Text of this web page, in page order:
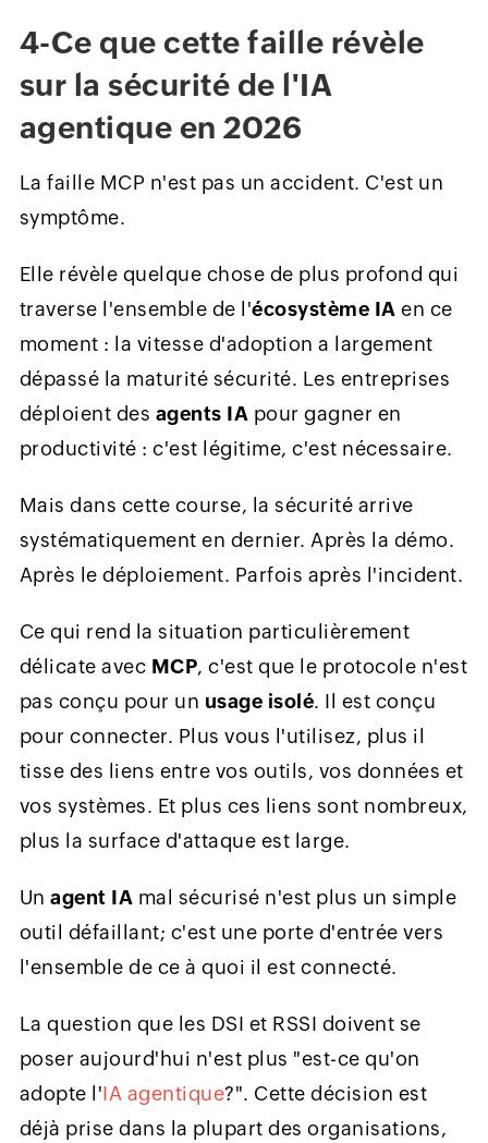
4-Ce que cette faille révèle
sur la sécurité de l'IA
agentique en 2026
La faille MCP n'est pas un accident. C'est un
symptôme.
Elle révèle quelque chose de plus profond qui
traverse l'ensemble de l'écosystème IA en ce
moment : la vitesse d'adoption a largement
dépassé la maturité sécurité. Les entreprises
déploient des agents IA pour gagner en
productivité : c'est légitime, c'est nécessaire.
Mais dans cette course, la sécurité arrive
systématiquement en dernier. Après la démo.
Après le déploiement. Parfois après l'incident.
Ce qui rend la situation particulièrement
délicate avec MCP, c'est que le protocole n'est
pas conçu pour un usage isolé. Il est conçu
pour connecter. Plus vous l'utilisez, plus il
tisse des liens entre vos outils, vos données et
vos systèmes. Et plus ces liens sont nombreux,
plus la surface d'attaque est large.
Unagent IA mal sécurisé n'est plus un simple
outil défaillant; c'est une porte d'entrée vers
l'ensemble de ce à quoi il est connecté.
La question que les DSI et RSSI doivent se
poser aujourd'hui n'est plus "est-ce qu'on
adopte l'IA agentique?". Cette décision est
déjà prise dans la plupart des organisations,